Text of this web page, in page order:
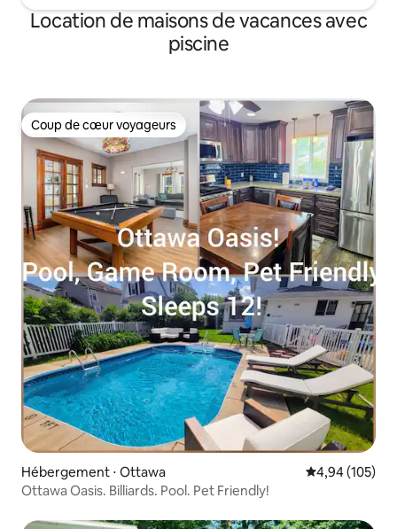
Location de maisons de vacances avec
piscine
Coup de cœur voyageurs
Coup de cœur voyageurs
Hébergement ⋅ Ottawa Évaluation
4,94 (105)
Ottawa Oasis. Billiards. Pool. Pet Friendly!